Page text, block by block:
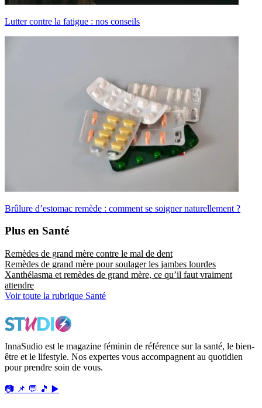
Lutter contre la fatigue : nos conseils
Brûlure d’estomac remède : comment se soigner naturellement ?
Plus en Santé
Remèdes de grand mère contre le mal de dent
Remèdes de grand mère pour soulager les jambes lourdes
Xanthélasma et remèdes de grand mère, ce qu’il faut vraiment
attendre
Voir toute la rubrique Santé
InnaSudio est le magazine féminin de référence sur la santé, le bien-
être et le lifestyle. Nos expertes vous accompagnent au quotidien
pour prendre soin de vous.
📷 📌 💬 🎵 ▶️